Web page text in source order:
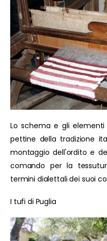
Lo schema e gli
pettine della tradizione
montaggio dell'ordito e
comando per la
termini dialettali dei suoi
I tufi di Puglia